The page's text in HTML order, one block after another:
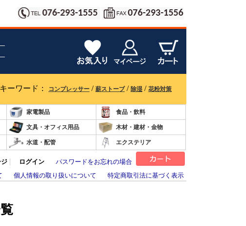
ーワード： コンプレッサー / 薪ストーブ/ 除湿 / 花粉対策
家電製品 食品・飲料
文具・オフィス用品 木材・建材・金物
水道・配管 エクステリア
ジ ログイン
パスワードをお忘れの場合
個人情報の取り扱いについて 特定商取引法に基づく表示